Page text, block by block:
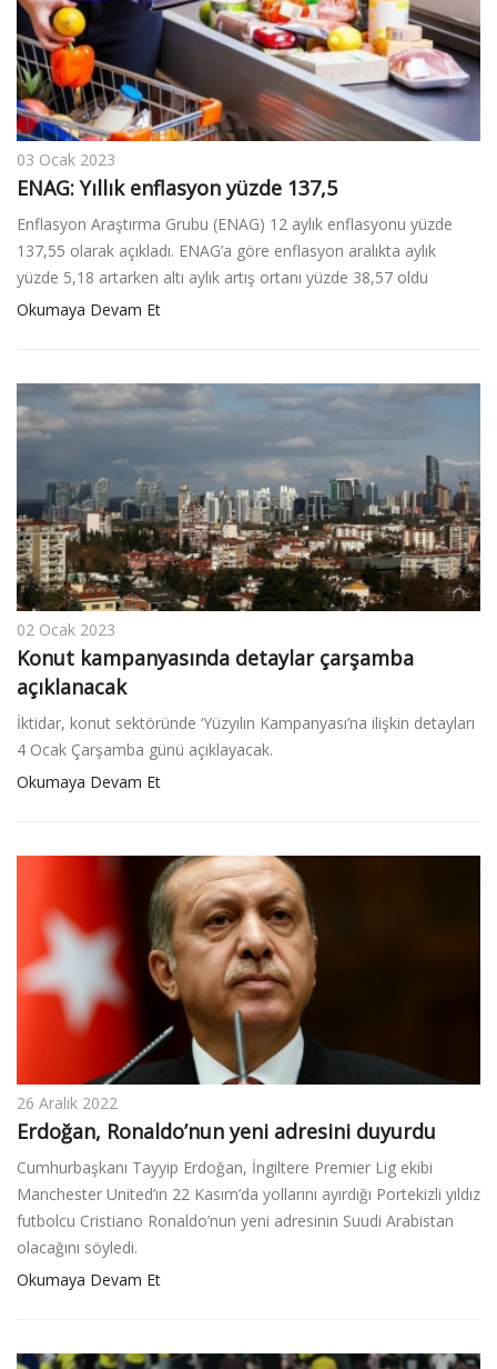
v
i
g
a
t
i
o
n
03 Ocak 2023
ENAG: Yıllık enflasyon yüzde 137,5
Enflasyon Araştırma Grubu (ENAG) 12 aylık enflasyonu yüzde
137,55 olarak açıkladı. ENAG’a göre enflasyon aralıkta aylık
yüzde 5,18 artarken altı aylık artış ortanı yüzde 38,57 oldu
Okumaya Devam Et
02 Ocak 2023
Konut kampanyasında detaylar çarşamba
açıklanacak
İktidar, konut sektöründe ‘Yüzyılın Kampanyası’na ilişkin detayları
4 Ocak Çarşamba günü açıklayacak.
Okumaya Devam Et
26 Aralık 2022
Erdoğan, Ronaldo’nun yeni adresini duyurdu
Cumhurbaşkanı Tayyip Erdoğan, İngiltere Premier Lig ekibi
Manchester United’ın 22 Kasım’da yollarını ayırdığı Portekizli yıldız
futbolcu Cristiano Ronaldo’nun yeni adresinin Suudi Arabistan
olacağını söyledi.
Okumaya Devam Et